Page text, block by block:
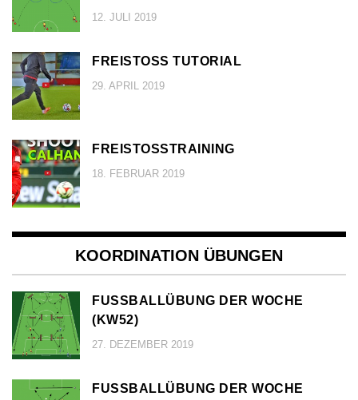
12. JULI 2019
FREISTOSS TUTORIAL
29. APRIL 2019
FREISTOSSTRAINING
18. FEBRUAR 2019
KOORDINATION ÜBUNGEN
FUSSBALLÜBUNG DER WOCHE (
KW52)
27. DEZEMBER 2019
FUSSBALLÜBUNG DER WOCHE (